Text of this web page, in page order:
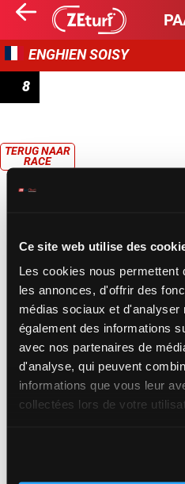
Ce site web utilise des
Les cookies nous permettent
les annonces, d'offrir des
médias sociaux et
également des informations
avec nos partenaires de
d'analyse, qui peuvent
informations que vous leur
collectées lors de votre
ENGHIEN SOISY
8
TERUG NAAR
RACE